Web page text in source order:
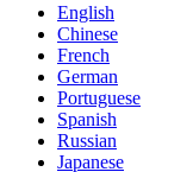
English
Chinese
French
German
Portuguese
Spanish
Russian
Japanese